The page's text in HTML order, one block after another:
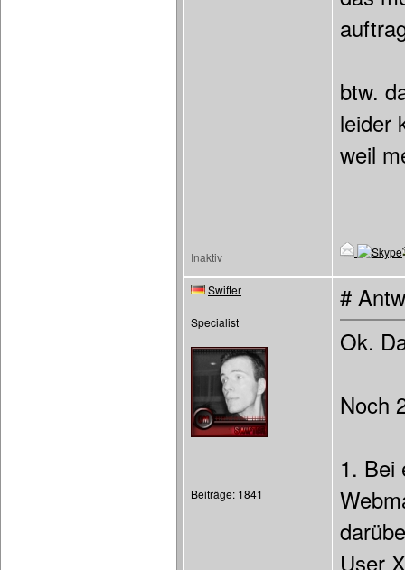
btw.
leider
weil
Inaktiv
Swifter
Specialist
Beiträge: 1841
#
Ok.
Noch
1. Bei
User